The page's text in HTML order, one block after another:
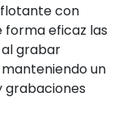
con
forma eficaz las
grabar
un
grabaciones